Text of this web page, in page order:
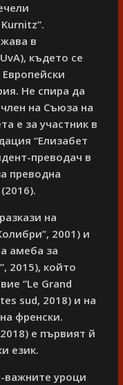
в
където се
Не спира да
на Съюза на
е за участник в
“Елизабет
преводач в
преводна
на
2001) и
амеба за
2015), който
“Le Grand
sud, 2018) и на
френски.
е първият й
език.
важните уроци